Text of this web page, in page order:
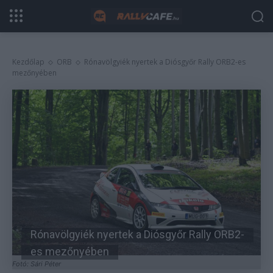
Kezdőlap ORB
Rónavölgyiék nyertek a Diósgyőr Rally ORB2-es
mezőnyében
Fotó: Sári Péter
Rónavölgyiék nyertek a Diósgyőr Rally ORB2-
es mezőnyében